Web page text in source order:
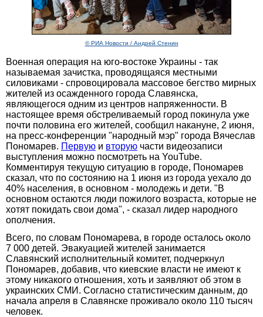
© РИА Новости / Андрей Стенин
Военная операция на юго-востоке Украины - так
называемая зачистка, проводящаяся местными
силовиками - спровоцировала массовое бегство мирных
жителей из осажденного города Славянска,
являющегося одним из центров напряженности. В
настоящее время обстреливаемый город покинула уже
почти половина его жителей, сообщил накануне, 2 июня,
на пресс-конференции "народный мэр" города Вячеслав
Пономарев. Первую и вторую части видеозаписи
выступления можно посмотреть на YouTube.
Комментируя текущую ситуацию в городе, Пономарев
сказал, что по состоянию на 1 июня из города уехало до
40% населения, в основном - молодежь и дети. "В
основном остаются люди пожилого возраста, которые не
хотят покидать свои дома", - сказал лидер народного
ополчения.
Всего, по словам Пономарева, в городе осталось около
7 000 детей. Эвакуацией жителей занимается
Славянский исполнительный комитет, подчеркнул
Пономарев, добавив, что киевские власти не имеют к
этому никакого отношения, хоть и заявляют об этом в
украинских СМИ. Согласно статистическим данным, до
начала апреля в Славянске проживало около 110 тысяч
человек.